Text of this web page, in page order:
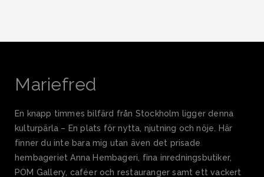
Mariefred
En knapp timmes bilfärd från Stockholm ligger denna
kulturpärla – En plats för nytta, njutning och nöje. Här
finner du inte bara mig utan även det prisade
hembageriet Anna Hembageri, fina inredningsbutiker,
POM Gallery, caféer och restauranger samt ett vackert